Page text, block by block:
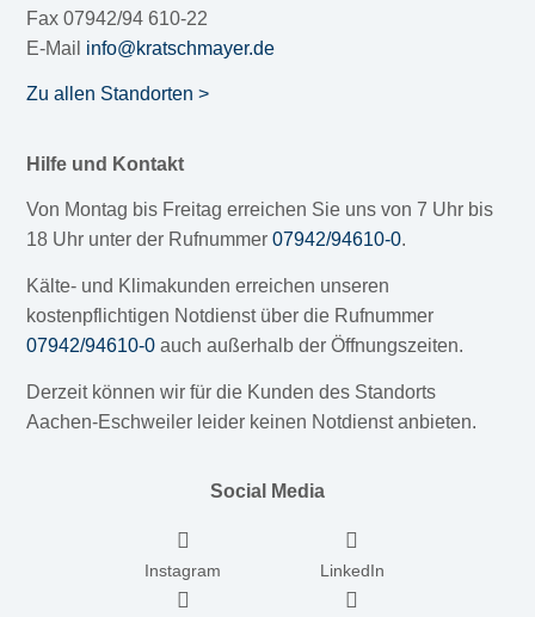
Fax 07942/94 610-22
E-Mail info@kratschmayer.de
Zu allen Standorten >
Hilfe und Kontakt
Von Montag bis Freitag erreichen Sie uns von 7 Uhr bis
18 Uhr unter der Rufnummer07942/94610-0.
Kälte- und Klimakunden erreichen unseren
kostenpflichtigen Notdienst über die Rufnummer
07942/94610-0 auch außerhalb der Öffnungszeiten.
Derzeit können wir für die Kunden des Standorts
Aachen-Eschweiler leider keinen Notdienst anbieten.
Social Media
Instagram LinkedIn